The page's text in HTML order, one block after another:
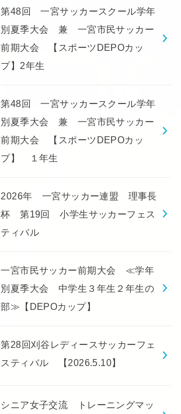
第48回 一宮サッカースクール学年
別夏季大会 兼 一宮市民サッカー
前期大会 【スポーツDEPOカッ
プ】2年生
第48回 一宮サッカースクール学年
別夏季大会 兼 一宮市民サッカー
前期大会 【スポーツDEPOカッ
プ】 １年生
2026年 一宮サッカー連盟 理事長
杯 第19回 小学生サッカーフェス
ティバル
一宮市民サッカー前期大会 ≪学年
別夏季大会 中学生３年生２年生の
部≫【DEPOカップ】
第28回刈谷レディースサッカーフェ
スティバル 【2026.5.10】
シニア女子交流 トレーニングマッ